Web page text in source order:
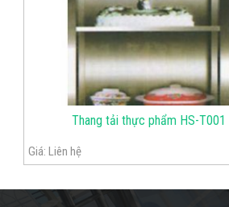
Thang tải thực phẩm HS-T001
Giá: Liên hệ